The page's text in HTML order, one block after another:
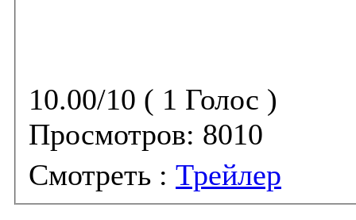
10.00/10 ( 1 Голос )
Просмотров: 8010
Смотреть : Трейлер